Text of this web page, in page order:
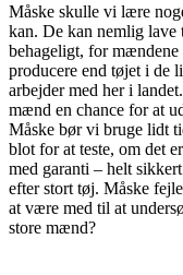
Måske skulle vi lære
kan. De kan nemlig lave
behageligt, for mændene
producere end tøjet i de
arbejder med her i
mænd en chance for at
Måske bør vi bruge lidt
blot for at teste, om det
med garanti – helt
efter stort tøj. Måske
at være med til at
store mænd?